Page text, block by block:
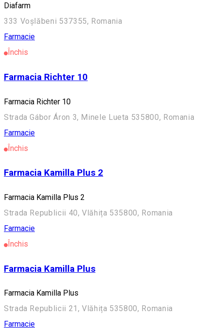
Diafarm
333 Voșlăbeni 537355, Romania
Farmacie
Închis
Farmacia Richter 10
Farmacia Richter 10
Strada Gábor Áron 3, Minele Lueta 535800, Romania
Farmacie
Închis
Farmacia Kamilla Plus 2
Farmacia Kamilla Plus 2
Strada Republicii 40, Vlăhița 535800, Romania
Farmacie
Închis
Farmacia Kamilla Plus
Farmacia Kamilla Plus
Strada Republicii 21, Vlăhița 535800, Romania
Farmacie